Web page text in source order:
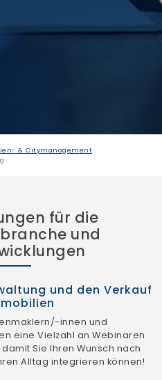
& Citymanagement
für die
und
und den Verkauf
innen und
eine Vielzahl an Webinaren
Sie Ihren Wunsch nach
Alltag integrieren können!